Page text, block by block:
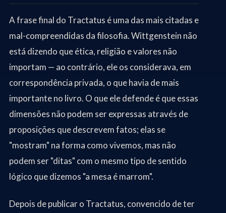
A frase final do Tractatus é uma das mais citadas e
mal-compreendidas da filosofia. Wittgenstein não
está dizendo que ética, religião e valores não
importam — ao contrário, ele os considerava, em
correspondência privada, o que havia de mais
importante no livro. O que ele defende é que essas
dimensões não podem ser expressas através de
proposições que descrevem fatos; elas se
"mostram" na forma como vivemos, mas não
podem ser "ditas" com o mesmo tipo de sentido
lógico que dizemos "a mesa é marrom".
Depois de publicar o Tractatus, convencido de ter